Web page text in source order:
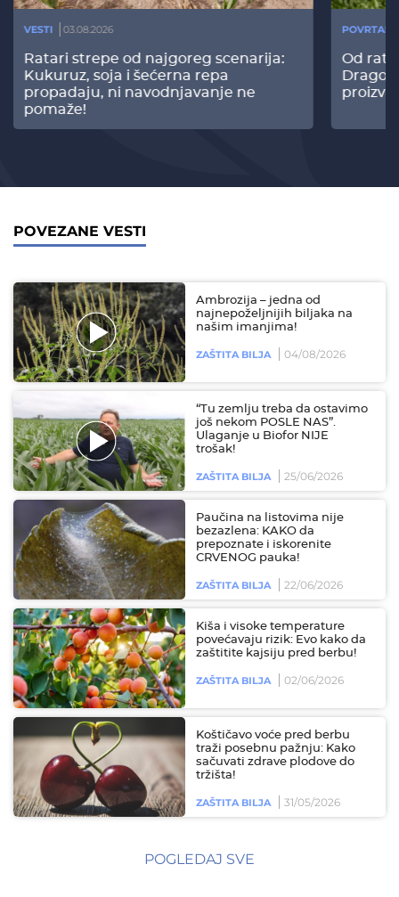
VESTI 03.08.2026
Ratari strepe od najgoreg scenarija:
Kukuruz, soja i šećerna repa
propadaju, ni navodnjavanje ne
pomaže!
Od
POVEZANE VESTI
Ambrozija – jedna od
najnepoželjnijih biljaka na
našim imanjima!
ZAŠTITA BILJA 04/08/2026
“Tu zemlju treba da ostavimo
još nekom POSLE NAS”.
Ulaganje u Biofor NIJE
trošak!
ZAŠTITA BILJA 25/06/2026
Paučina na listovima nije
bezazlena: KAKO da
prepoznate i iskorenite
CRVENOG pauka!
ZAŠTITA BILJA 22/06/2026
Kiša i visoke temperature
povećavaju rizik: Evo kako da
zaštitite kajsiju pred berbu!
ZAŠTITA BILJA 02/06/2026
Koštičavo voće pred berbu
traži posebnu pažnju: Kako
sačuvati zdrave plodove do
tržišta!
ZAŠTITA BILJA 31/05/2026
POGLEDAJ SVE